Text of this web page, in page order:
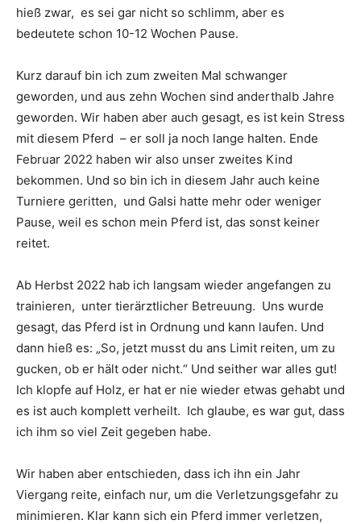
hieß zwar, es sei gar nicht so schlimm, aber es
bedeutete schon 10-12 Wochen Pause.
Kurz darauf bin ich zum zweiten Mal schwanger
geworden, und aus zehn Wochen sind anderthalb Jahre
geworden. Wir haben aber auch gesagt, es ist kein Stress
mit diesem Pferd – er soll ja noch lange halten. Ende
Februar 2022 haben wir also unser zweites Kind
bekommen. Und so bin ich in diesem Jahr auch keine
Turniere geritten, und Galsi hatte mehr oder weniger
Pause, weil es schon mein Pferd ist, das sonst keiner
reitet.
Ab Herbst 2022 hab ich langsam wieder angefangen zu
trainieren, unter tierärztlicher Betreuung. Uns wurde
gesagt, das Pferd ist in Ordnung und kann laufen. Und
dann hieß es: „So, jetzt musst du ans Limit reiten, um zu
gucken, ob er hält oder nicht.“ Und seither war alles gut!
Ich klopfe auf Holz, er hat er nie wieder etwas gehabt und
es ist auch komplett verheilt. Ich glaube, es war gut, dass
ich ihm so viel Zeit gegeben habe.
Wir haben aber entschieden, dass ich ihn ein Jahr
Viergang reite, einfach nur, um die Verletzungsgefahr zu
minimieren. Klar kann sich ein Pferd immer verletzen,